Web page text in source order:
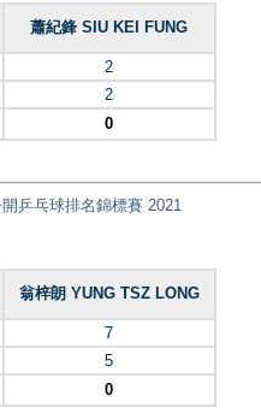
蕭紀鋒 SIU KEI FUNG
2
2
0
乒乓球排名錦標賽 2021
翁梓朗 YUNG TSZ LONG
7
5
0